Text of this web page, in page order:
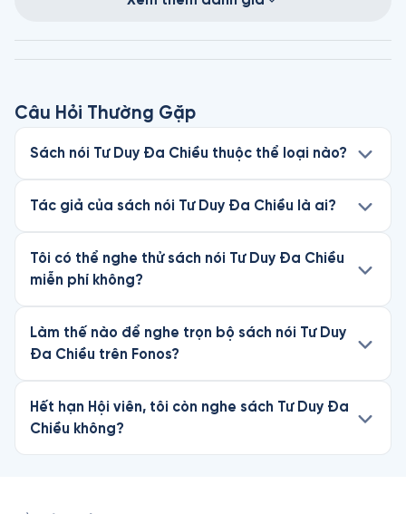
Câu Hỏi Thường Gặp
Sách nói Tư Duy Đa Chiều thuộc thể loại nào?
Tác giả của sách nói Tư Duy Đa Chiều là ai?
Tôi có thể nghe thử sách nói Tư Duy Đa Chiều
miễn phí không?
Làm thế nào để nghe trọn bộ sách nói Tư Duy
Đa Chiều trên Fonos?
Hết hạn Hội viên, tôi còn nghe sách Tư Duy Đa
Chiều không?